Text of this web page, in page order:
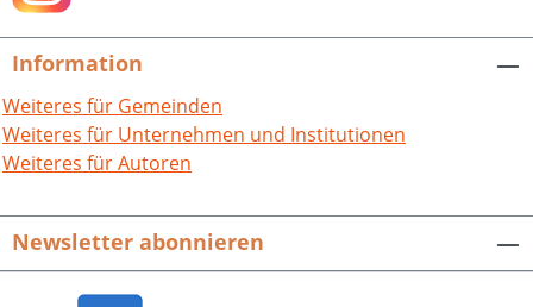
Bd. 2. 288 S. mit 31 Abb., Broschur. 2009.
ISBN 978-3-89735-273-5. EUR 28,-
Information
Weiteres für Gemeinden
Weiteres für Unternehmen und Institutionen
Weiteres für Autoren
Newsletter abonnieren